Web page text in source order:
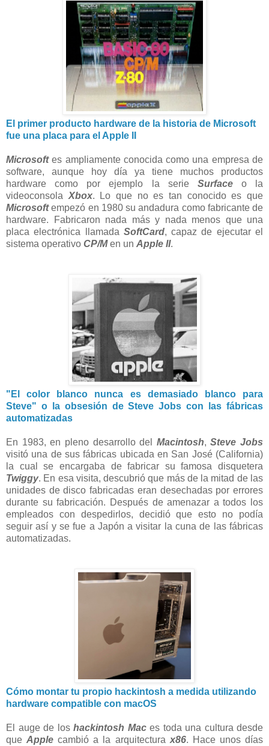
El primer producto hardware de la historia de Microsoft
fue una placa para el Apple II
Microsoftes ampliamente conocida como una empresa de
software, aunque hoy día ya tiene muchos productos
hardware como por ejemplo la serie Surfaceo la
videoconsola Xbox. Lo que no es tan conocido es que
Microsoftempezó en 1980 su andadura como fabricante de
hardware. Fabricaron nada más y nada menos que una
placa electrónica llamada SoftCard, capaz de ejecutar el
sistema operativo CP/Men un Apple II.
"El color blanco nunca es demasiado blanco para
Steve" o la obsesión de Steve Jobs con las fábricas
automatizadas
En 1983, en pleno desarrollo del Macintosh,Steve Jobs
visitó una de sus fábricas ubicada en San José (California)
la cual se encargaba de fabricar su famosa disquetera
Twiggy. En esa visita, descubrió que más de la mitad de las
unidades de disco fabricadas eran desechadas por errores
durante su fabricación. Después de amenazar a todos los
empleados con despedirlos, decidió que esto no podía
seguir así y se fue a Japón a visitar la cuna de las fábricas
automatizadas.
Cómo montar tu propio hackintosh a medida utilizando
hardware compatible con macOS
El auge de los hackintosh Maces toda una cultura desde
queApple cambió a la arquitectura x86. Hace unos días